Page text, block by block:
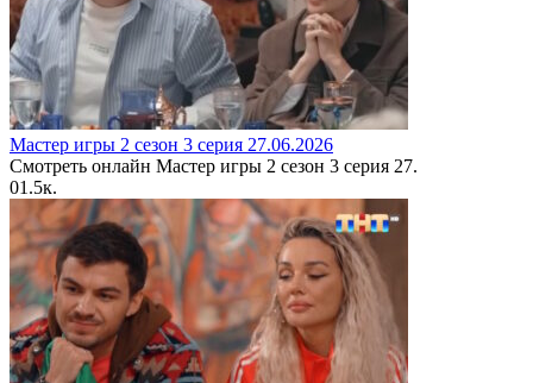
Мастер игры 2 сезон 3 серия 27.06.2026
Смотреть онлайн Мастер игры 2 сезон 3 серия 27.
01.5к.